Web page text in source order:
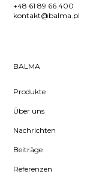
+48 61 89 66 400
kontakt@balma.pl
BALMA
Produkte
Über uns
Nachrichten
Beiträge
Referenzen